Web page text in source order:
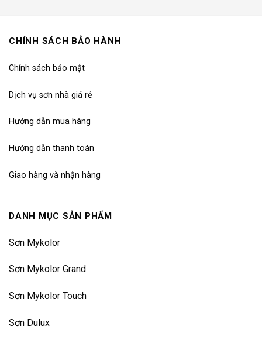
CHÍNH SÁCH BẢO HÀNH
Chính sách bảo mật
Dịch vụ sơn nhà giá rẻ
Hướng dẫn mua hàng
Hướng dẫn thanh toán
Giao hàng và nhận hàng
DANH MỤC SẢN PHẨM
Sơn Mykolor
Sơn Mykolor Grand
Sơn Mykolor Touch
Sơn Dulux